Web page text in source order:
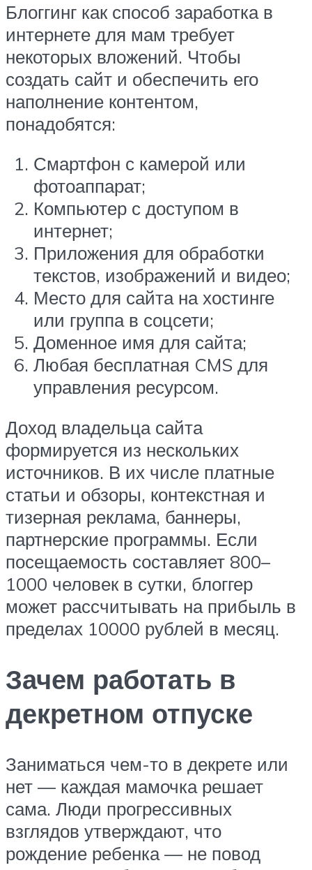
Блоггинг как способ заработка в
интернете для мам требует
некоторых вложений. Чтобы
создать сайт и обеспечить его
наполнение контентом,
понадобятся:
Смартфон с камерой или
фотоаппарат;
Компьютер с доступом в
интернет;
Приложения для обработки
текстов, изображений и видео;
Место для сайта на хостинге
или группа в соцсети;
Доменное имя для сайта;
Любая бесплатная CMS для
управления ресурсом.
Доход владельца сайта
формируется из нескольких
источников. В их числе платные
статьи и обзоры, контекстная и
тизерная реклама, баннеры,
партнерские программы. Если
посещаемость составляет 800–
1000 человек в сутки, блоггер
может рассчитывать на прибыль в
пределах 10000 рублей в месяц.
Зачем работать в
декретном отпуске
Заниматься чем-то в декрете или
нет — каждая мамочка решает
сама. Люди прогрессивных
взглядов утверждают, что
рождение ребенка — не повод